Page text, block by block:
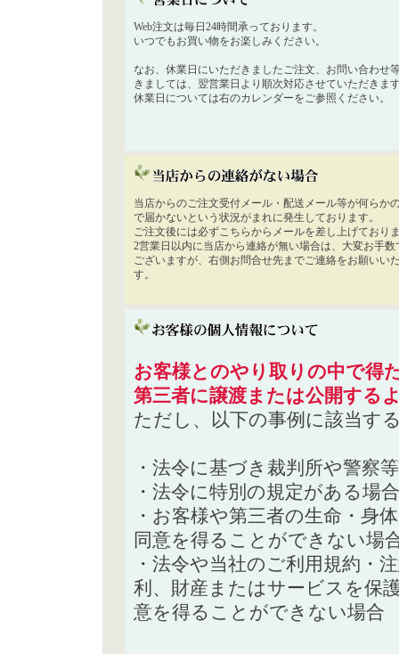
Web注文は毎日24時間承っております。
いつでもお買い物をお楽しみください。
なお、休業日にいただきましたご注文、お問い合わせ
きましては、翌営業日より順次対応させていただきま
休業日については右のカレンダーをご参照ください。
当店からのご注文受付メール・配送メール等が何らか
で届かないという状況がまれに発生しております。
ご注文後には必ずこちらからメールを差し上げており
2営業日以内に当店から連絡が無い場合は、大変お手数
ございますが、右側お問合せ先までご連絡をお願いい
す。
お客様とのやり取りの中で得
第三者に譲渡または公開する
ただし、以下の事例に該当す
・法令に基づき裁判所や警察
・法令に特別の規定がある場合
・お客様や第三者の生命・身
同意を得ることができない場
・法令や当社のご利用規約・
利、財産またはサービスを保
意を得ることができない場合